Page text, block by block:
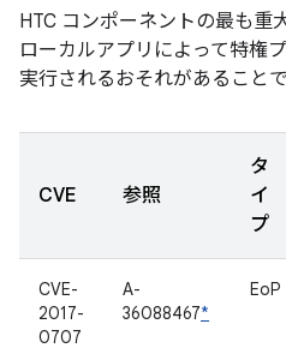
HTC コンポーネントの最も重
ローカルアプリによって特権
実行されるおそれがあることで
CVE 参照
タ
イ
プ
CVE-
2017-
0707
A-
36088467*
EoP